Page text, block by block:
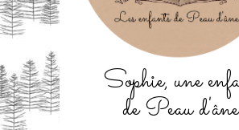
Sophie, une
de Peau d'âne